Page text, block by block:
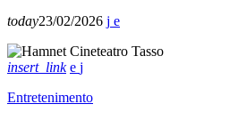
today23/02/2026
insert_link
Entretenimento